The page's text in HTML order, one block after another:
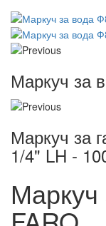
Маркуч за
Маркуч за
1/4" LH -